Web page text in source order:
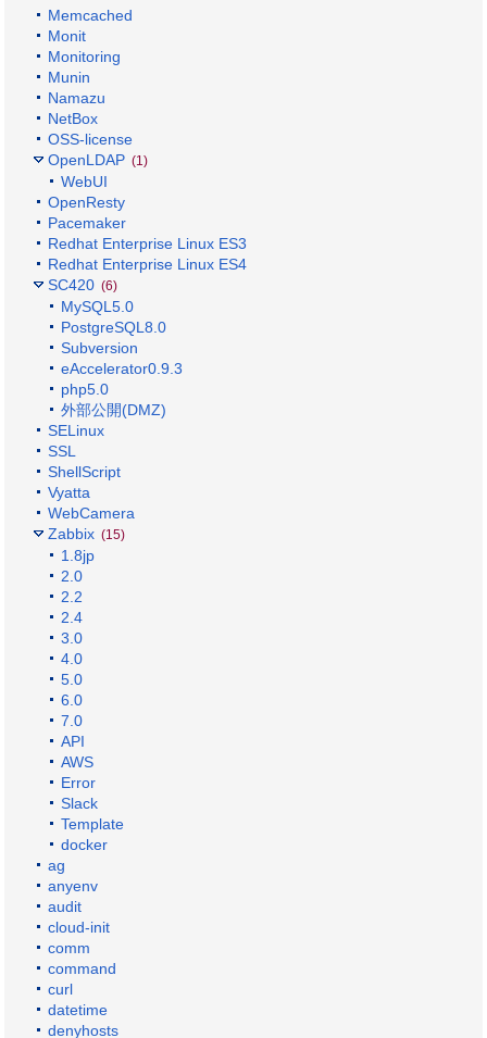
Memcached
Monit
Monitoring
Munin
Namazu
NetBox
OSS-license
OpenLDAP (1)
WebUI
OpenResty
Pacemaker
Redhat Enterprise Linux ES3
Redhat Enterprise Linux ES4
SC420 (6)
MySQL5.0
PostgreSQL8.0
Subversion
eAccelerator0.9.3
php5.0
外部公開(DMZ)
SELinux
SSL
ShellScript
Vyatta
WebCamera
Zabbix (15)
1.8jp
2.0
2.2
2.4
3.0
4.0
5.0
6.0
7.0
API
AWS
Error
Slack
Template
docker
ag
anyenv
audit
cloud-init
comm
command
curl
datetime
denyhosts